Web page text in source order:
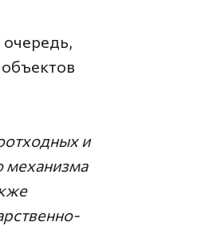
очередь,
и
механизма